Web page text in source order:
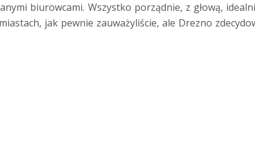
biurowcami. Wszystko porządnie, z głową,
jak pewnie zauważyliście, ale Drezno